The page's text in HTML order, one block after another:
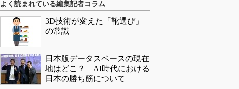
よく読まれている編集記者コラム
3D技術が変えた「靴選び」
の常識
日本版データスペースの現在
地はどこ？ AI時代における
日本の勝ち筋について